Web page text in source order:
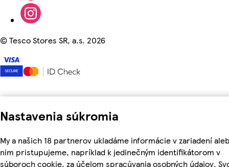
Nastavenia súkromia
My a našich 18 partnerov ukladáme informácie v zariadení
nim pristupujeme, napríklad k jedinečným identifikátorom v
súboroch cookie, za účelom spracúvania osobných údajov.
©Tesco Stores SR, a.s. 2026